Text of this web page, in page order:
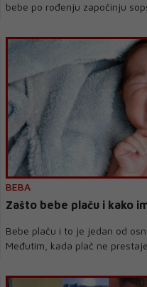
bebe po rođenju započinju
BEBA
Zašto bebe plaču i kako
Bebe plaču i to je jedan od
Međutim, kada plač ne prestaje